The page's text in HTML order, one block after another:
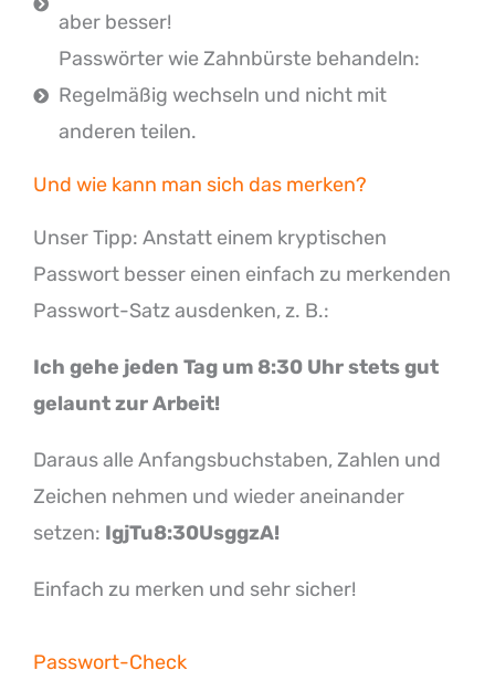
aber besser!
Passwörter wie Zahnbürste behandeln:
Regelmäßig wechseln und nicht mit
anderen teilen.
Und wie kann man sich das merken?
Unser Tipp: Anstatt einem kryptischen
Passwort besser einen einfach zu merkenden
Passwort-Satz ausdenken, z. B.:
Ich gehe jeden Tag um 8:30 Uhr stets gut
gelaunt zur Arbeit!
Daraus alle Anfangsbuchstaben, Zahlen und
Zeichen nehmen und wieder aneinander
setzen: IgjTu8:30UsggzA!
Einfach zu merken und sehr sicher!
Passwort-Check